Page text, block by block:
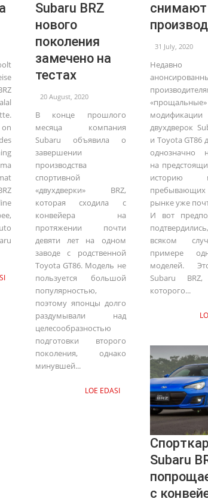
Subaru BRZ
нового
поколения
замечено на
тестах
20 August, 2020
В конце прошлого
месяца компания
Subaru объявила о
завершении
производства
спортивной
«двухдверки» BRZ,
которая сходила с
конвейера на
протяжении почти
девяти лет на одном
заводе с родственной
Toyota GT86. Модель не
пользуется большой
популярностью,
поэтому японцы долго
раздумывали над
целесообразностью
подготовки второго
поколения, однако
минувшей...
LOE EDASI
снимают
31 July, 2020
Недавно
«прощальные»
модификации
двухдверок
и Toyota GT86
однозначно
на
историю
рынке уже
И вот
всяком
примере
моделей.
Subaru BRZ,
которого...
Спорткар
Subaru
с